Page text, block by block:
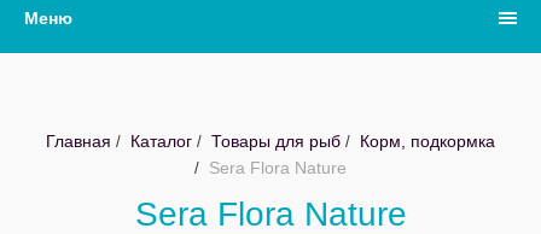
Меню
Главная Каталог Товары для рыб
Корм, подкормка
Sera Flora Nature
Sera Flora Nature